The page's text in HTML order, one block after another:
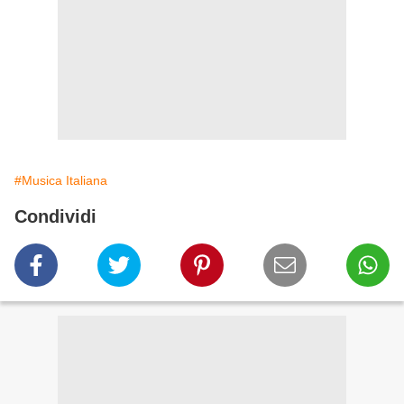
#Musica Italiana
Condividi